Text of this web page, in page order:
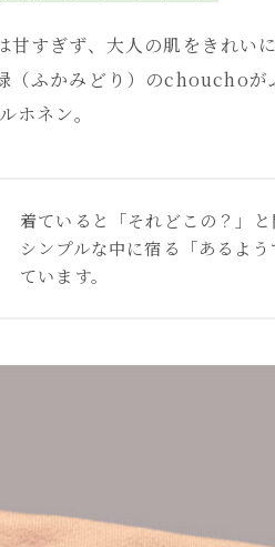
甘すぎず、大人の肌をきれい
（ふかみどり）のchouchoが
ホネン。
着ていると「それどこの？」と
シンプルな中に宿る「あるよ
ています。